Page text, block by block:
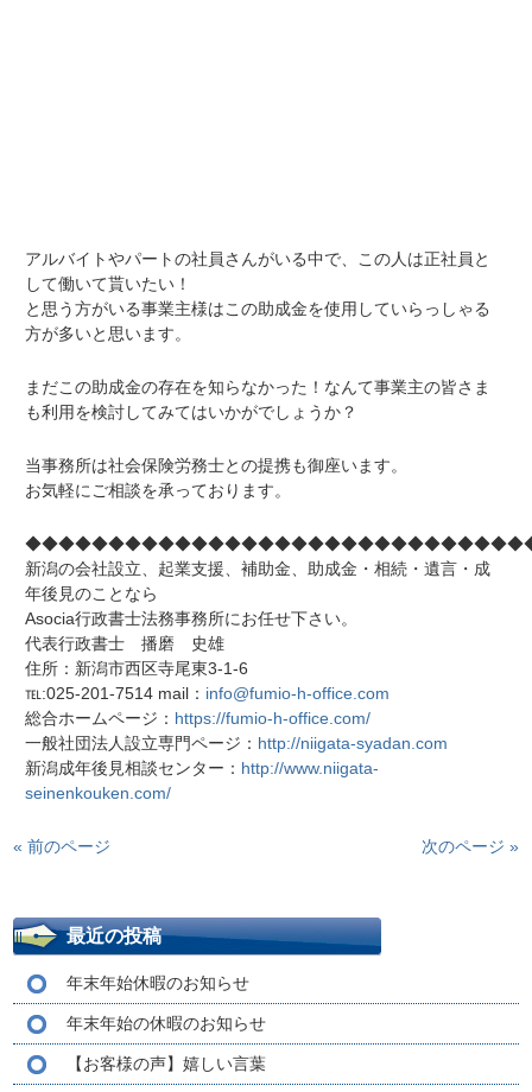
アルバイトやパートの社員さんがいる中で、この人は正社員と
して働いて貰いたい！
と思う方がいる事業主様はこの助成金を使用していらっしゃる
方が多いと思います。
まだこの助成金の存在を知らなかった！なんて事業主の皆さま
も利用を検討してみてはいかがでしょうか？
当事務所は社会保険労務士との提携も御座います。
お気軽にご相談を承っております。
新潟の会社設立、起業支援、補助金、助成金・相続・遺言・成
年後見のことなら
Asocia行政書士法務事務所にお任せ下さい。
代表行政書士 播磨 史雄
住所：新潟市西区寺尾東3-1-6
℡:025-201-7514 mail： info@fumio-h-office.com
総合ホームページ： https://fumio-h-office.com/
一般社団法人設立専門ページ： http://niigata-syadan.com
新潟成年後見相談センター： http://www.niigata-
seinenkouken.com/
« 前のページ 次のページ »
最近の投稿
年末年始休暇のお知らせ
年末年始の休暇のお知らせ
【お客様の声】嬉しい言葉